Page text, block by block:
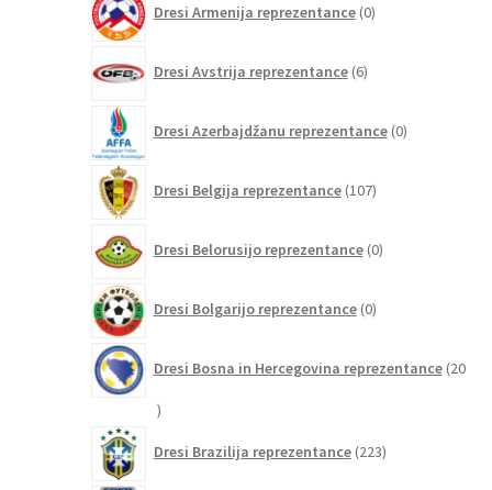
Dresi Armenija reprezentance 0izdelkov
Dresi Avstrija reprezentance 6izdelkov
Dresi Azerbajdžanu reprezentance 0izdelkov
Dresi Belgija reprezentance 107izdelkov
Dresi Belorusijo reprezentance 0izdelkov
Dresi Bolgarijo reprezentance 0izdelkov
Dresi Bosna in Hercegovina reprezentance 20
20
Dresi Brazilija reprezentance 223izdelkov